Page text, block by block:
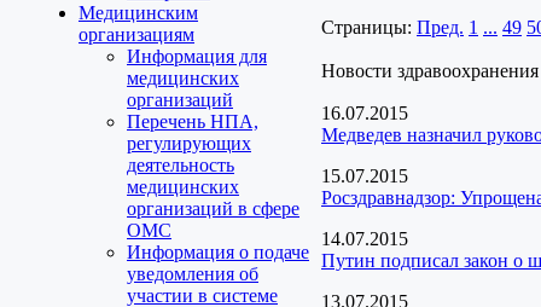
Медицинским
организациям
Информация для
медицинских
организаций
Перечень НПА,
регулирующих
деятельность
медицинских
организаций в сфере
ОМС
Информация о подаче
уведомления об
участии в системе
Страницы: Пред. 1 ... 49
Новости здравоохранения
16.07.2015
Медведев назначил
15.07.2015
Росздравнадзор:
14.07.2015
Путин подписал закон о
13.07.2015